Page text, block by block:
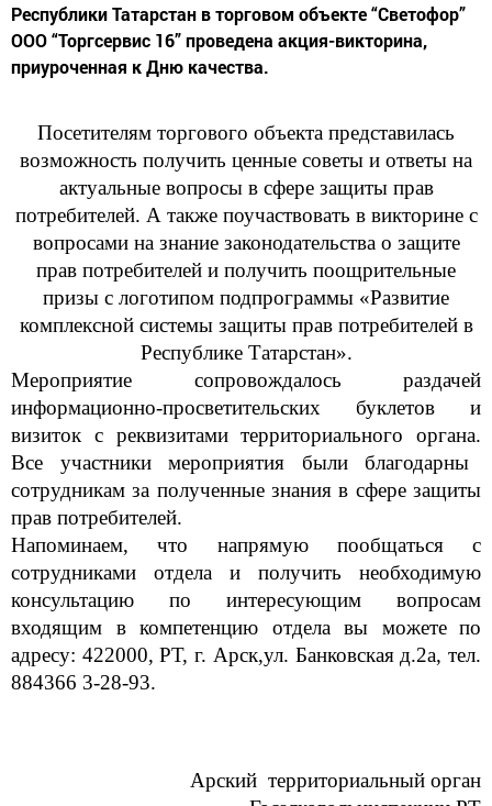
Республики Татарстан в торговом объекте “Светофор”
ООО “Торгсервис 16” проведена акция-викторина,
приуроченная к Дню качества.
Посетителям торгового объекта представилась
возможность получить ценные советы и ответы на
актуальные вопросы в сфере защиты прав
потребителей. А также поучаствовать в викторине с
вопросами на знание законодательства о защите
прав потребителей и получить поощрительные
призы с логотипом подпрограммы «Развитие
комплексной системы защиты прав потребителей в
Республике Татарстан».
Мероприятие сопровождалось раздачей
информационно-просветительских буклетов и
визиток с реквизитами территориального органа.
Все участники мероприятия были благодарны
сотрудникам за полученные знания в сфере защиты
прав потребителей.
Напоминаем, что напрямую пообщаться с
сотрудниками отдела и получить необходимую
консультацию по интересующим вопросам
входящим в компетенцию отдела вы можете по
адресу: 422000, РТ, г. Арск,ул. Банковская д.2а, тел.
884366 3-28-93.
Арский территориальный орган